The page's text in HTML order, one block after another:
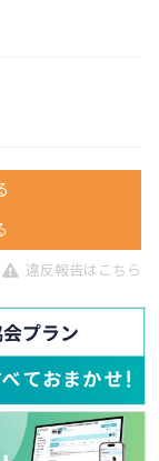
違反報告はこちら